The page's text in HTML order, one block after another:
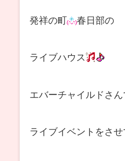
発祥の町 春日部の
ライブハウス
エバーチャイルドさん
ライブイベントをさ